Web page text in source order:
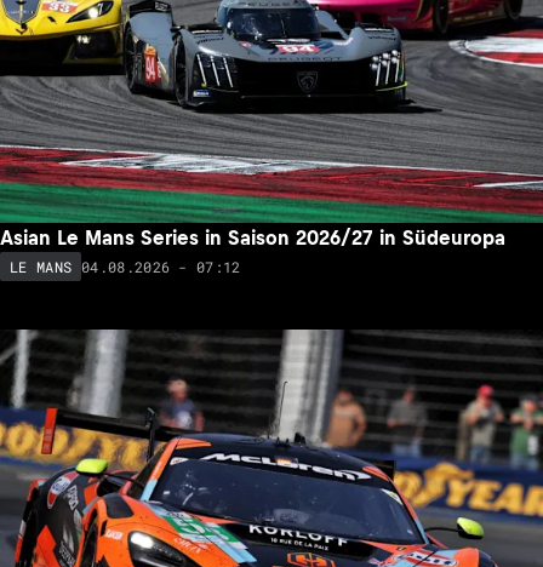
Asian Le Mans Series in Saison 2026/27 in Südeuropa
LE MANS 04.08.2026 - 07:12